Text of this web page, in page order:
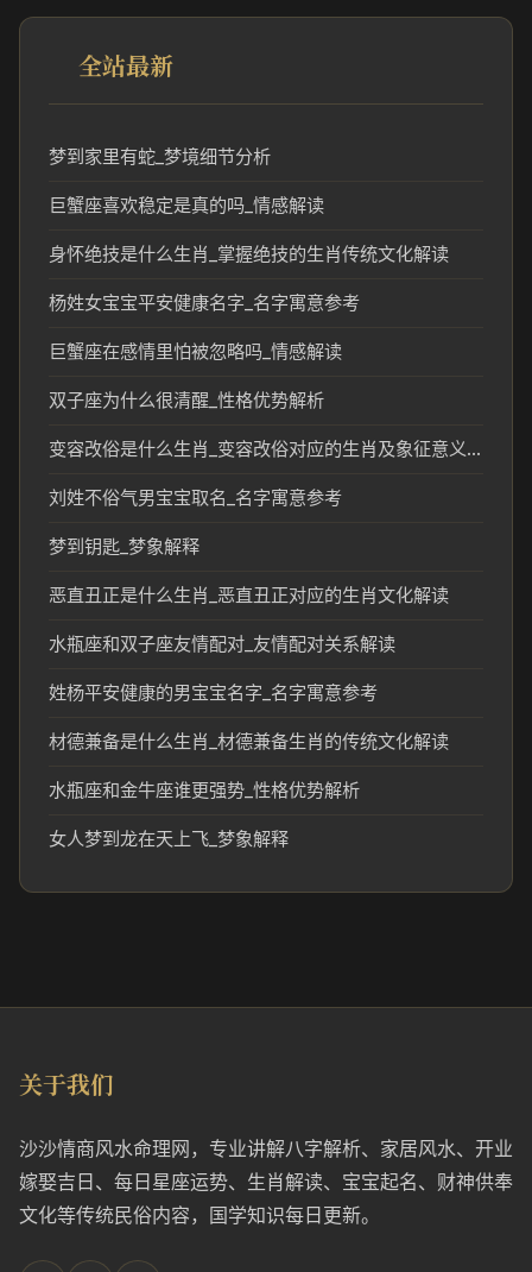
全站最新
梦到家里有蛇_梦境细节分析
巨蟹座喜欢稳定是真的吗_情感解读
身怀绝技是什么生肖_掌握绝技的生肖传统文化解读
杨姓女宝宝平安健康名字_名字寓意参考
巨蟹座在感情里怕被忽略吗_情感解读
双子座为什么很清醒_性格优势解析
变容改俗是什么生肖_变容改俗对应的生肖及象征意义解析
刘姓不俗气男宝宝取名_名字寓意参考
梦到钥匙_梦象解释
恶直丑正是什么生肖_恶直丑正对应的生肖文化解读
水瓶座和双子座友情配对_友情配对关系解读
姓杨平安健康的男宝宝名字_名字寓意参考
材德兼备是什么生肖_材德兼备生肖的传统文化解读
水瓶座和金牛座谁更强势_性格优势解析
女人梦到龙在天上飞_梦象解释
关于我们
沙沙情商风水命理网，专业讲解八字解析、家居风水、开业
嫁娶吉日、每日星座运势、生肖解读、宝宝起名、财神供奉
文化等传统民俗内容，国学知识每日更新。